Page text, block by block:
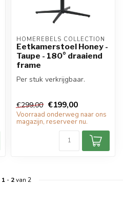
HOMEREBELS COLLECTION
Eetkamerstoel Honey -
Taupe - 180° draaiend
frame
Per stuk verkrijgbaar.
€299,00 €199,00
Voorraad onderweg naar ons
magazijn, reserveer nu.
1- 2van 2